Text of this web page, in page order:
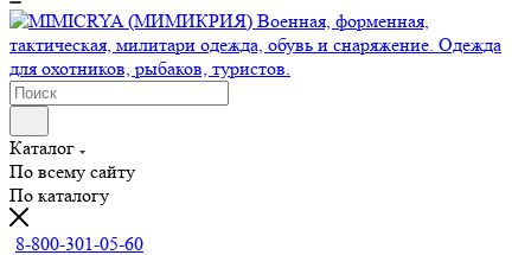
Каталог
По всему сайту
По каталогу
8-800-301-05-60